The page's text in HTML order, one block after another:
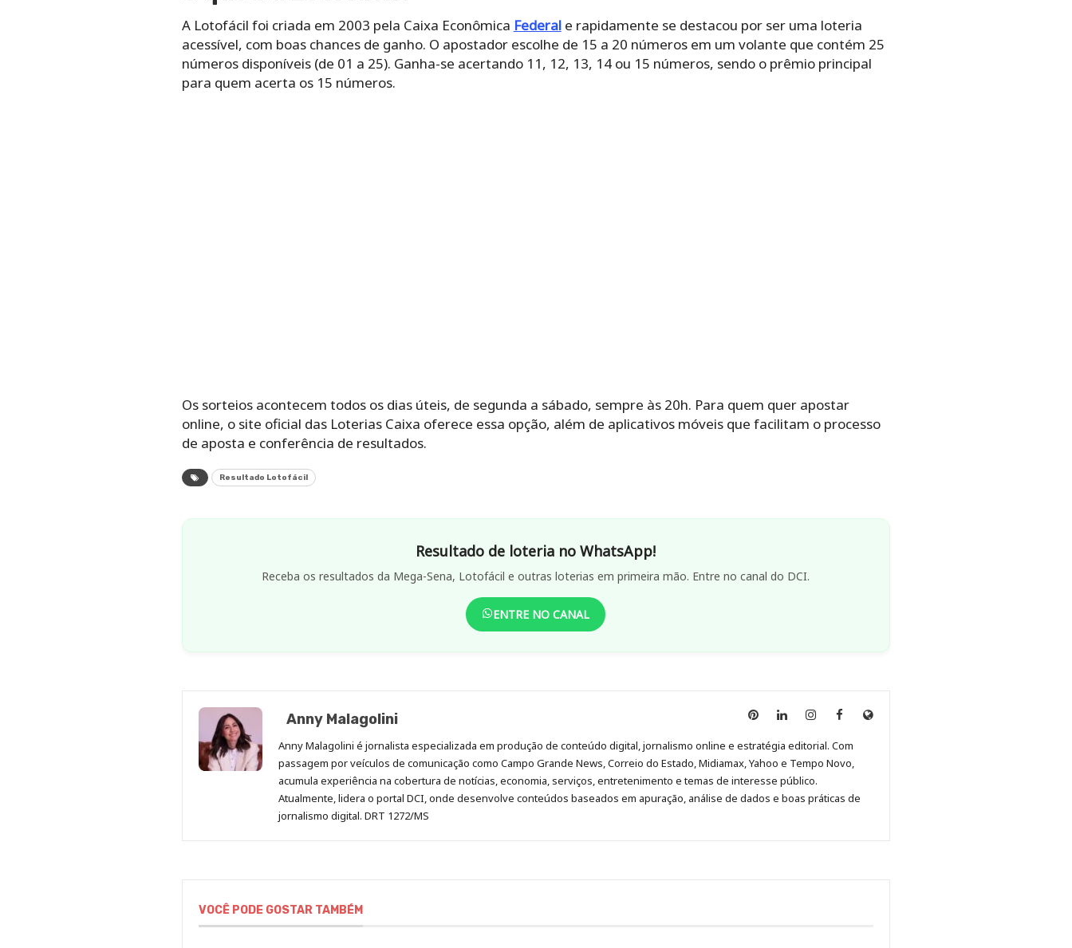
A Lotofácil foi criada em 2003 pela Caixa Econômica Federale rapidamente se destacou por ser uma loteria
acessível, com boas chances de ganho. O apostador escolhe de 15 a 20 números em um volante que contém 25
números disponíveis (de 01 a 25). Ganha-se acertando 11, 12, 13, 14 ou 15 números, sendo o prêmio principal
para quem acerta os 15 números.
Os sorteios acontecem todos os dias úteis, de segunda a sábado, sempre às 20h. Para quem quer apostar
online, o site oficial das Loterias Caixa oferece essa opção, além de aplicativos móveis que facilitam o processo
de aposta e conferência de resultados.
Resultado Lotofácil
Resultado de loteria no WhatsApp!
Receba os resultados da Mega-Sena, Lotofácil e outras loterias em primeira mão. Entre no canal do DCI.
ENTRE NO CANAL
Anny Malagolini
Anny
no
Pinterest
Anny
no
LinkedIn
Anny
no
Instagram
Anny
no
Facebook
Site
Anny Malagolini é jornalista especializada em produção de conteúdo digital, jornalismo online e estratégia editorial. Com
passagem por veículos de comunicação como Campo Grande News, Correio do Estado, Midiamax, Yahoo e Tempo Novo,
acumula experiência na cobertura de notícias, economia, serviços, entretenimento e temas de interesse público.
Atualmente, lidera o portal DCI, onde desenvolve conteúdos baseados em apuração, análise de dados e boas práticas de
jornalismo digital. DRT 1272/MS
VOCÊ PODE GOSTAR TAMBÉM